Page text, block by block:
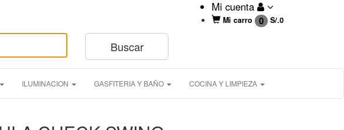
Mi cuenta
Mi carro 0 S/.0
ILUMINACION GASFITERIA Y BAÑO COCINA Y LIMPIEZA